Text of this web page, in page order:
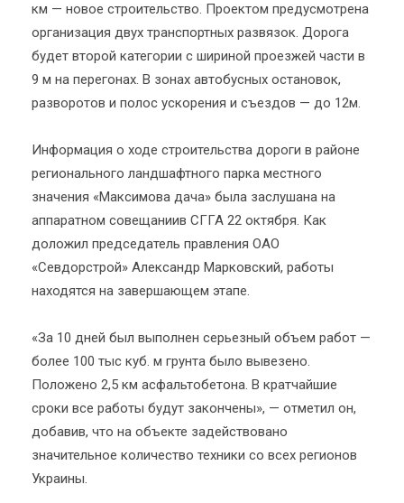
км — новое строительство. Проектом предусмотрена
организация двух транспортных развязок. Дорога
будет второй категории с шириной проезжей части в
9 м на перегонах. В зонах автобусных остановок,
разворотов и полос ускорения и съездов — до 12м.
Информация о ходе строительства дороги в районе
регионального ландшафтного парка местного
значения «Максимова дача» была заслушана на
аппаратном совещаниив СГГА 22 октября. Как
доложил председатель правления ОАО
«Севдорстрой» Александр Марковский, работы
находятся на завершающем этапе.
«За 10 дней был выполнен серьезный объем работ —
более 100 тыс куб. м грунта было вывезено.
Положено 2,5 км асфальтобетона. В кратчайшие
сроки все работы будут закончены», — отметил он,
добавив, что на объекте задействовано
значительное количество техники со всех регионов
Украины.